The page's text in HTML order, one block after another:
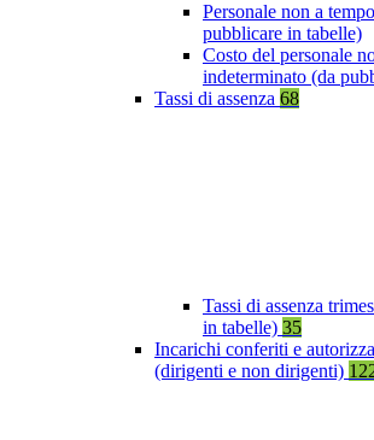
Personale non a
pubblicare in tabelle)
Costo del personale
indeterminato (da
Tassi di assenza 68
Tassi di assenza
in tabelle) 35
Incarichi conferiti e
(dirigenti e non dirigenti)